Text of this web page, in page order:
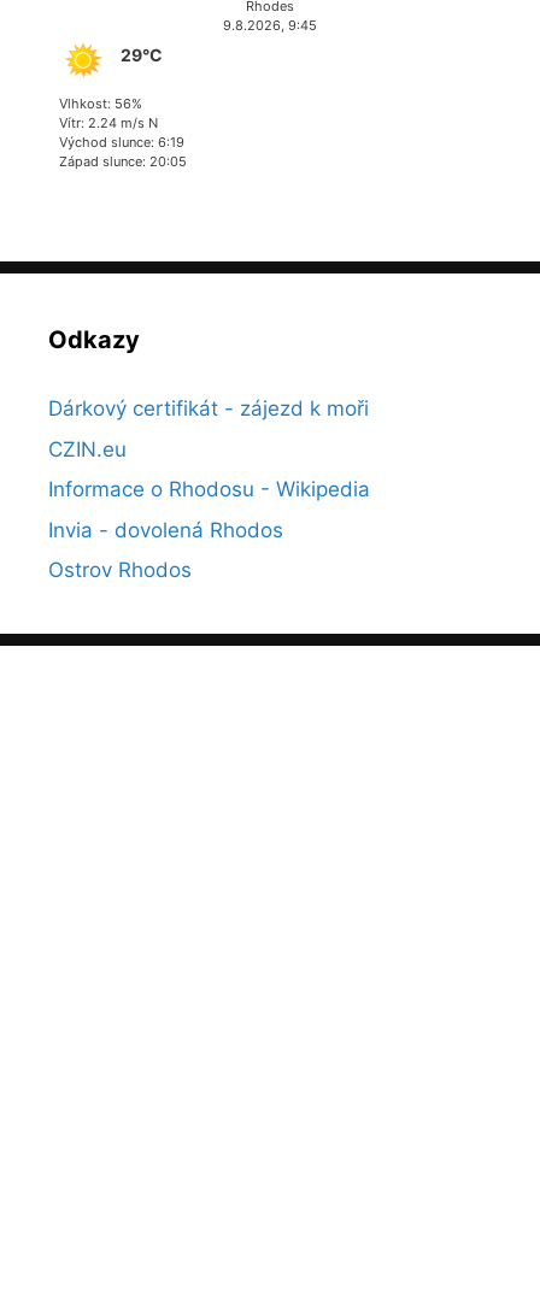
Rhodes
9.8.2026, 9:45
29°C
Vlhkost: 56%
Vítr: 2.24 m/s N
Východ slunce: 6:19
Západ slunce: 20:05
Odkazy
Dárkový certifikát - zájezd k moři
CZIN.eu
Informace o Rhodosu - Wikipedia
Invia - dovolená Rhodos
Ostrov Rhodos